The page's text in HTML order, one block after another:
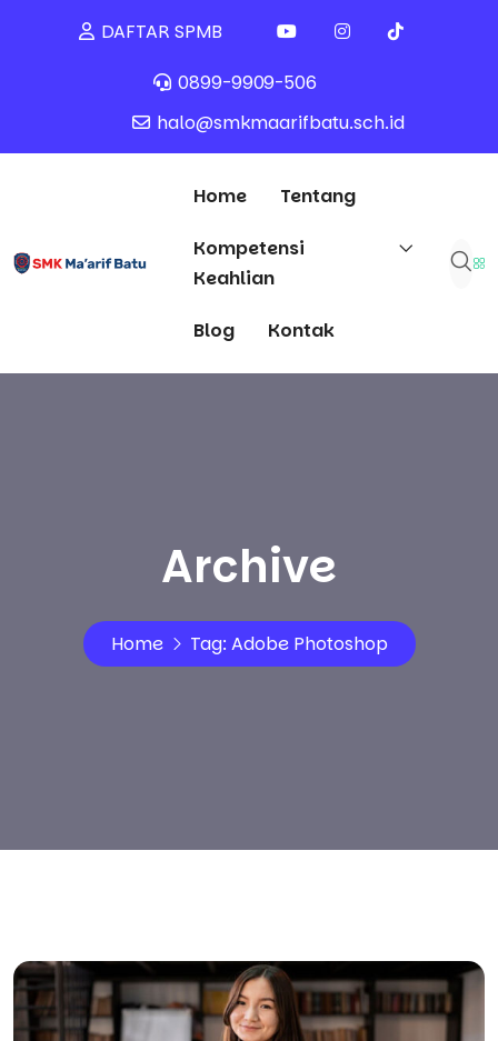
DAFTAR SPMB
0899-9909-506
halo@smkmaarifbatu.sch.id
Home Tentang
Kompetensi
Keahlian
Blog Kontak
Archive
Home Tag: Adobe Photoshop